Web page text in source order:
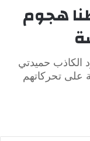
هجوم
الكاذب حميدتي
على تحركاتهم